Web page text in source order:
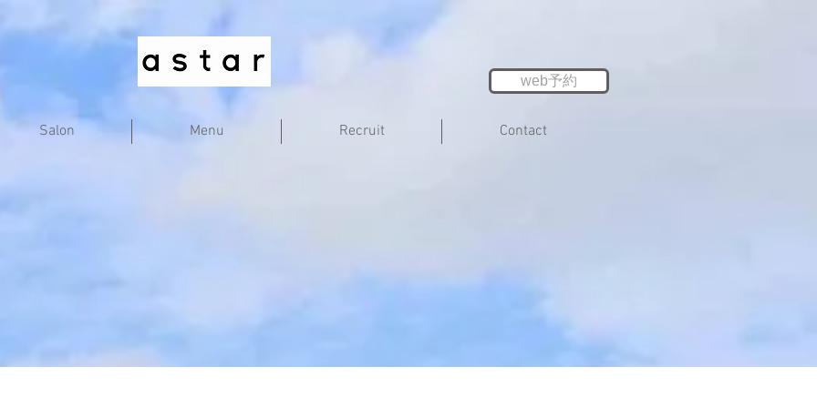
web予約
Salon Menu Recruit Contact